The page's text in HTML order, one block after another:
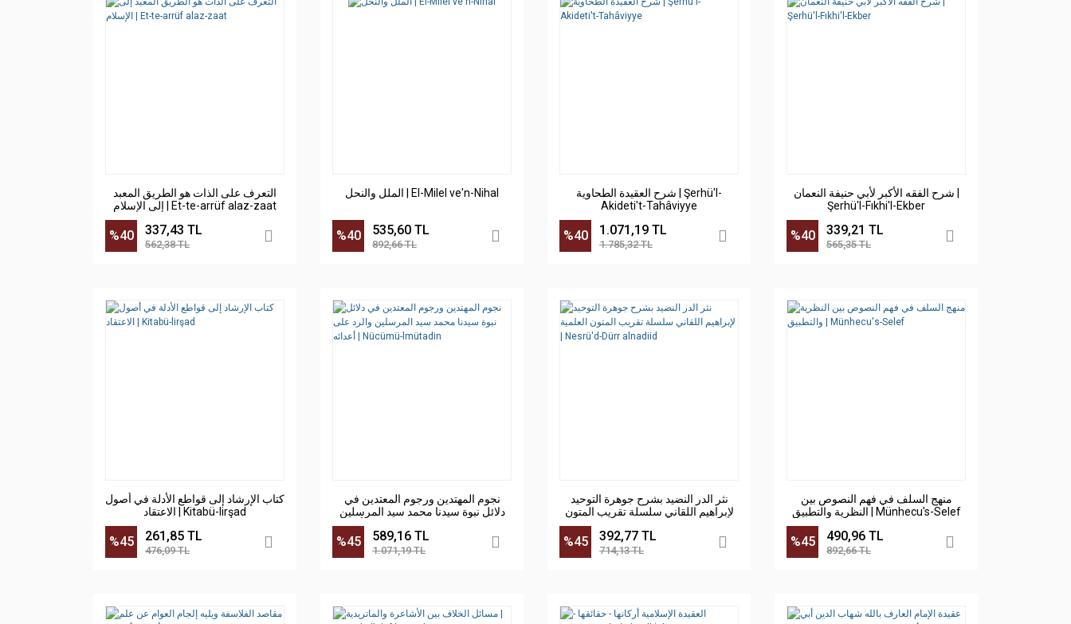
التعرف على الذات هو الطريق المعبد
إلى الإسلام | Et-te-arrüf alaz-zaat
%40 337,43 TL
562,38 TL
الملل والنحل | El-Milel ve'n-Nihal
%40 535,60 TL
892,66 TL
شرح العقيدة الطحاوية | Şerhü'l-
Akideti't-Tahâviyye
%40 1.071,19 TL
1.785,32 TL
شرح الفقه الأكبر لأبي حنيفة النعمان |
Şerhü'l-Fıkhi'l-Ekber
%40 339,21 TL
565,35 TL
كتاب الإرشاد إلى قواطع الأدلة في أصول
الاعتقاد | Kitabü-lirşad
%45 261,85 TL
476,09 TL
نجوم المهتدين ورجوم المعتدين في
دلائل نبوة سيدنا محمد سيد المرسلين
%45 589,16 TL
1.071,19 TL
نثر الدر النضيد بشرح جوهرة التوحيد
لإبراهيم اللقاني سلسلة تقريب المتون
%45 392,77 TL
714,13 TL
منهج السلف في فهم النصوص بين
النظرية والتطبيق | Münhecu's-Selef
%45 490,96 TL
892,66 TL